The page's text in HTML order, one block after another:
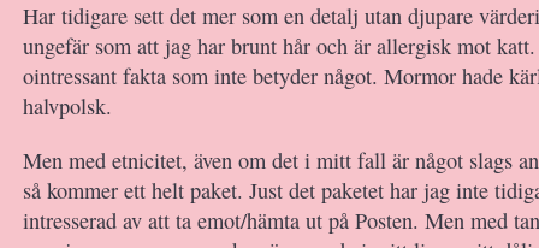
Har tidigare sett det mer som en detalj utan djupare
ungefär som att jag har brunt hår och är allergisk mot
ointressant fakta som inte betyder något. Mormor hade
halvpolsk.
Men med etnicitet, även om det i mitt fall är något slags
så kommer ett helt paket. Just det paketet har jag inte
intresserad av att ta emot/hämta ut på Posten. Men med